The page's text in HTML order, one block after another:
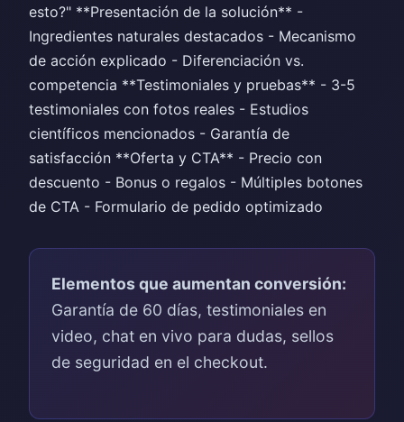
esto?" **Presentación de la solución** -
Ingredientes naturales destacados - Mecanismo
de acción explicado - Diferenciación vs.
competencia **Testimoniales y pruebas** - 3-5
testimoniales con fotos reales - Estudios
científicos mencionados - Garantía de
satisfacción **Oferta y CTA** - Precio con
descuento - Bonus o regalos - Múltiples botones
de CTA - Formulario de pedido optimizado
Elementos que aumentan conversión:
Garantía de 60 días, testimoniales en
video, chat en vivo para dudas, sellos
de seguridad en el checkout.